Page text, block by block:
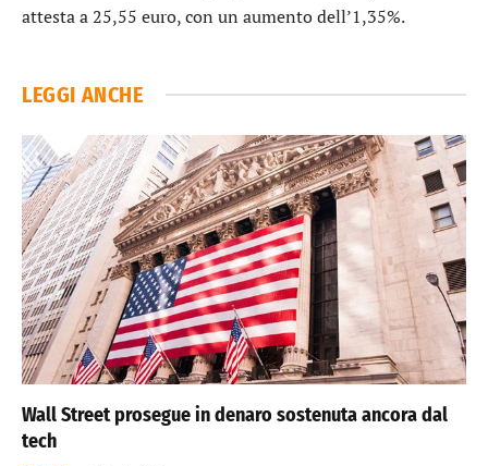
attesta a 25,55 euro, con un aumento dell’1,35%.
LEGGI ANCHE
Wall Street prosegue in denaro sostenuta ancora dal
tech